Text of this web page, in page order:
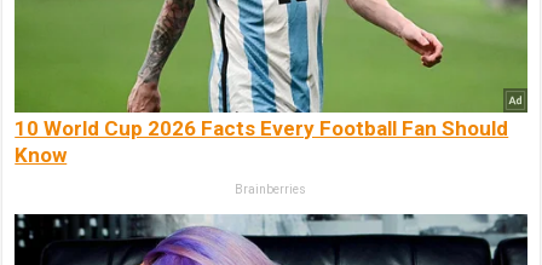
10 World Cup 2026 Facts Every Football Fan Should
Know
Brainberries